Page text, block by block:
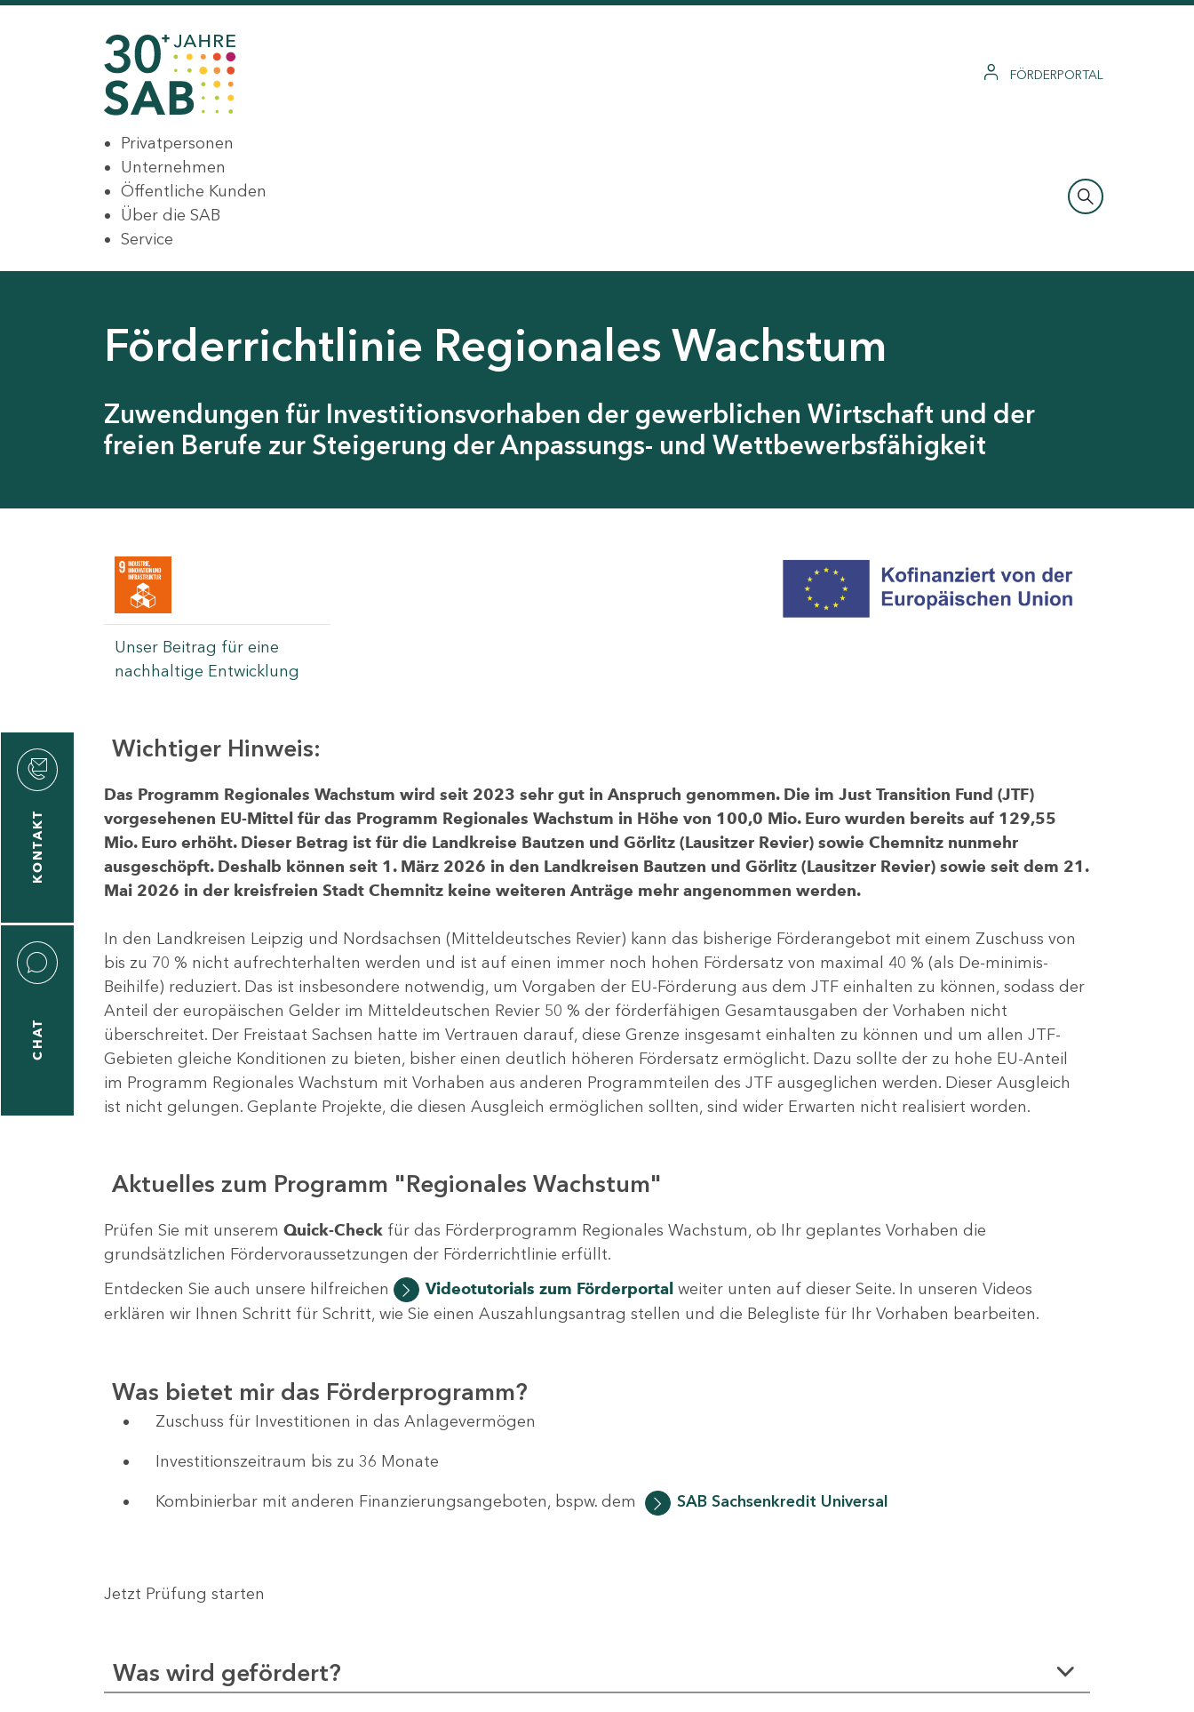
FÖRDERPORTAL
Privatpersonen
Unternehmen
Öffentliche Kunden
Über die SAB
Service
Förderrichtlinie Regionales Wachstum
Zuwendungen für Investitionsvorhaben der gewerblichen Wirtschaft und der
freien Berufe zur Steigerung der Anpassungs- und Wettbewerbsfähigkeit
Unser Beitrag für eine
nachhaltige Entwicklung
KONTAKT
CHAT
Wichtiger Hinweis:
Das Programm Regionales Wachstum wird seit 2023 sehr gut in Anspruch genommen. Die im Just Transition Fund (JTF)
vorgesehenen EU-Mittel für das Programm Regionales Wachstum in Höhe von 100,0 Mio. Euro wurden bereits auf 129,55
Mio. Euro erhöht. Dieser Betrag ist für die Landkreise Bautzen und Görlitz (Lausitzer Revier) sowie Chemnitz nunmehr
ausgeschöpft. Deshalb können seit 1. März 2026 in den Landkreisen Bautzen und Görlitz (Lausitzer Revier) sowie seit dem 21.
Mai 2026 in der kreisfreien Stadt Chemnitz keine weiteren Anträge mehr angenommen werden.
In den Landkreisen Leipzig und Nordsachsen (Mitteldeutsches Revier) kann das bisherige Förderangebot mit einem Zuschuss von
bis zu 70 % nicht aufrechterhalten werden und ist auf einen immer noch hohen Fördersatz von maximal 40 % (als De-minimis-
Beihilfe) reduziert. Das ist insbesondere notwendig, um Vorgaben der EU-Förderung aus dem JTF einhalten zu können, sodass der
Anteil der europäischen Gelder im Mitteldeutschen Revier 50 % der förderfähigen Gesamtausgaben der Vorhaben nicht
überschreitet. Der Freistaat Sachsen hatte im Vertrauen darauf, diese Grenze insgesamt einhalten zu können und um allen JTF-
Gebieten gleiche Konditionen zu bieten, bisher einen deutlich höheren Fördersatz ermöglicht. Dazu sollte der zu hohe EU-Anteil
im Programm Regionales Wachstum mit Vorhaben aus anderen Programmteilen des JTF ausgeglichen werden. Dieser Ausgleich
ist nicht gelungen. Geplante Projekte, die diesen Ausgleich ermöglichen sollten, sind wider Erwarten nicht realisiert worden.
Aktuelles zum Programm "Regionales Wachstum"
Prüfen Sie mit unserem Quick-Check für das Förderprogramm Regionales Wachstum, ob Ihr geplantes Vorhaben die
grundsätzlichen Fördervoraussetzungen der Förderrichtlinie erfüllt.
Entdecken Sie auch unsere hilfreichen
Videotutorials zum Förderportalweiter unten auf dieser Seite. In unseren Videos
erklären wir Ihnen Schritt für Schritt, wie Sie einen Auszahlungsantrag stellen und die Belegliste für Ihr Vorhaben bearbeiten.
Was bietet mir das Förderprogramm?
Zuschuss für Investitionen in das Anlagevermögen
Investitionszeitraum bis zu 36 Monate
Kombinierbar mit anderen Finanzierungsangeboten, bspw. dem SAB Sachsenkredit Universal
Jetzt Prüfung starten
Was wird gefördert?